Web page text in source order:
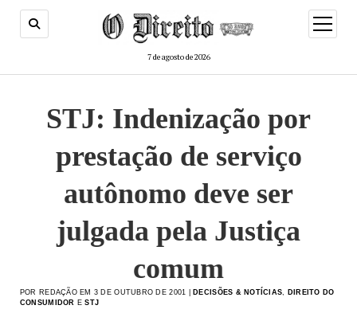
7 de agosto de 2026
menu
de
STJ: Indenização por
prestação de serviço
autônomo deve ser
julgada pela Justiça
comum
POR REDAÇÃO EM 3 DE OUTUBRO DE 2001 | DECISÕES & NOTÍCIAS
DIREITO DO
CONSUMIDOR ESTJ